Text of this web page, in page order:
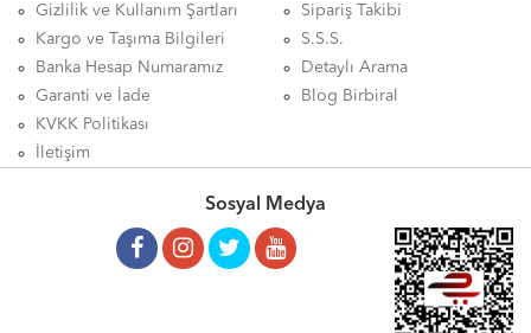
Gizlilik ve Kullanım Şartları
Kargo ve Taşıma Bilgileri
Banka Hesap Numaramız
Garanti ve İade
KVKK Politikası
İletişim
Sipariş Takibi
S.S.S.
Detaylı Arama
Blog Birbiral
Sosyal Medya